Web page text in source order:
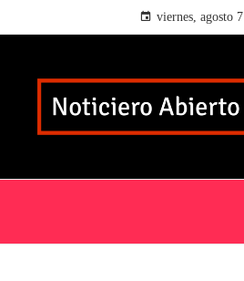
viernes, agosto 7